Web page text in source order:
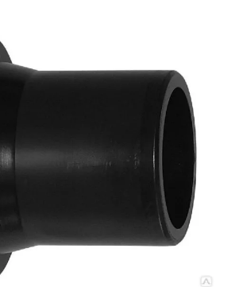
с обработкой персональных
соответствии с
политикой
КУПИТЬ